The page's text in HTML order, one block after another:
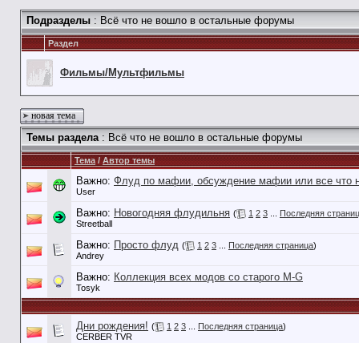
Подразделы : Всё что не вошло в остальные форумы
Раздел
Фильмы/Мультфильмы
новая тема
Темы раздела: Всё что не вошло в остальные форумы
Тема/Автор темы
Важно: Флуд по мафии, обсуждение мафии или все что
User
Важно: Новогодняя флудильня ( 1 2 3
Последняя
Streetball
Важно: Просто флуд ( 1 2 3 Последняя страница)
Andrey
Важно: Коллекция всех модов со старого M-G
Tosyk
Дни рождения! ( 1 2 3 Последняя страница)
CERBER TVR